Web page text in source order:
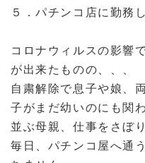
５．パチンコ店に勤務
コロナウィルスの影響
が出来たものの、、、
自粛解除で息子や娘、
子がまだ幼いのにも関
並ぶ母親、仕事をさぼ
毎日、パチンコ屋へ通